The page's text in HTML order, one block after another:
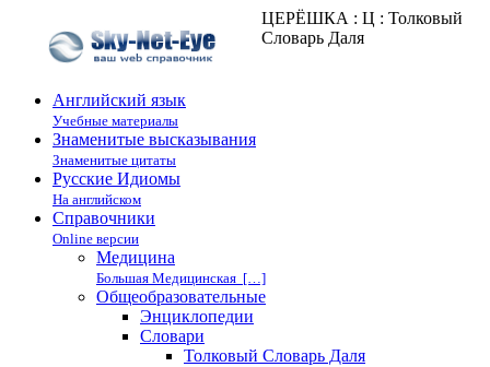
ЦЕРЁШКА : Ц : Толковый
Словарь Даля
Английский язык
Учебные материалы
Знаменитые высказывания
Знаменитые цитаты
Русские Идиомы
На английском
Справочники
Online версии
Медицина
Большая Медицинская […]
Общеобразовательные
Энциклопедии
Cловари
Толковый Словарь Даля